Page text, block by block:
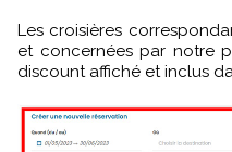
Les croisières
et concernées par notre
discount affiché et inclus